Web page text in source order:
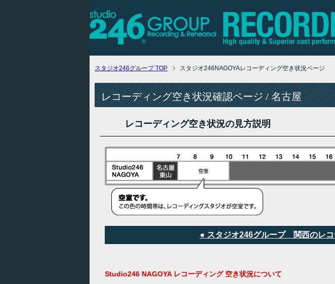
スタジオ246グループTOP スタジオ246NAGOYAレコーディング空き状況ページ
レコーディング空き状況確認ページ / 名古屋
レコーディング空き状況の見方説明
● スタジオ246グループ 関西のレコ
Studio246 NAGOYA レコーディング 空き状況について